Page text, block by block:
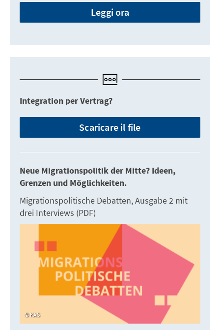
Leggi ora
Integration per Vertrag?
Scaricare il file
Neue Migrationspolitik der Mitte? Ideen,
Grenzen und Möglichkeiten.
Migrationspolitische Debatten, Ausgabe 2 mit
drei Interviews (PDF)
KAS